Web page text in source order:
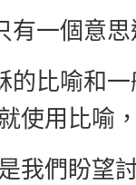
有一個意
的比喻和
使用比喻
我們盼望